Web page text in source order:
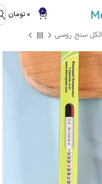
0
0تومان
الکل سنج روسی